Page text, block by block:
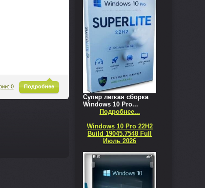
Подробнее
0
Супер легкая сборка
Windows 10 Pro...
Подробнее...
Windows 10 Pro 22H2
Build 19045.7548 Full
Июль 2026